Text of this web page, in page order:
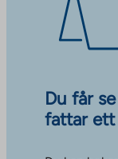
Du får
fattar